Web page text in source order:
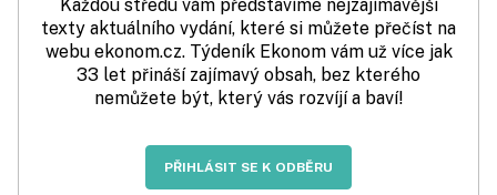
Každou středu vám představíme nejzajímavější
texty aktuálního vydání, které si můžete přečíst na
webu ekonom.cz. Týdeník Ekonom vám už více jak
33 let přináší zajímavý obsah, bez kterého
nemůžete být, který vás rozvíjí a baví!
PŘIHLÁSIT SE K ODBĚRU